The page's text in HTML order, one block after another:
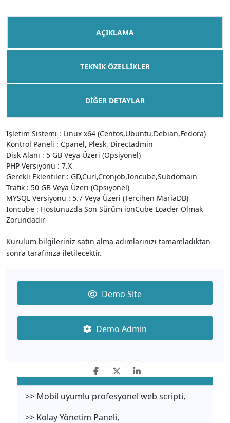
AÇIKLAMA
TEKNIK ÖZELLIKLER
DIĞER DETAYLAR
İşletim Sistemi : Linux x64 (Centos,Ubuntu,Debian,Fedora)
Kontrol Paneli : Cpanel, Plesk, Directadmin
Disk Alanı : 5 GB Veya Üzeri (Opsiyonel)
PHP Versiyonu : 7.X
Gerekli Eklentiler : GD,Curl,Cronjob,Ioncube,Subdomain
Trafik : 50 GB Veya Üzeri (Opsiyonel)
MYSQL Versiyonu : 5.7 Veya Üzeri (Tercihen MariaDB)
Ioncube : Hostunuzda Son Sürüm ionCube Loader Olmak
Zorundadır
Kurulum bilgileriniz satın alma adımlarınızı tamamladıktan
sonra tarafınıza iletilecektir.
Demo Site
Demo Admin
>> Mobil uyumlu profesyonel web scripti,
>> Kolay Yönetim Paneli,